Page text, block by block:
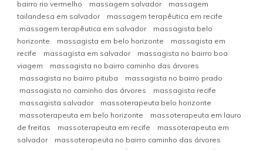
bairro rio vermelho
massagem salvador
massagem
tailandesa em salvador
massagem terapêutica em recife
massagem terapêutica em salvador
massagista belo
horizonte
massagista em belo horizonte
massagista em
recife
massagista em salvador
massagista no bairro boa
viagem
massagista no bairro caminho das árvores
massagista no bairro pituba
massagista no bairro prado
massagista no caminho das árvores
massagista recife
massagista salvador
massoterapeuta belo horizonte
massoterapeuta em belo horizonte
massoterapeuta em lauro
de freitas
massoterapeuta em recife
massoterapeuta em
salvador
massoterapeuta no bairro caminho das árvores